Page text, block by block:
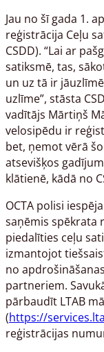
Jau no šī gada 1.
reģistrācija Ceļu
CSDD). “Lai ar
satiksmē, tas,
un uz tā ir
uzlīme”, stāsta
vadītājs Mārtiņš
velosipēdu ir
bet, ņemot vērā
atsevišķos
klātienē, kādā no
OCTA polisi
saņēmis spēkrata
piedalīties ceļu
izmantojot
no
partneriem.
pārbaudīt LTAB
(https://
reģistrācijas